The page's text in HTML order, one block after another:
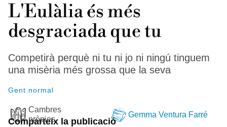
L'Eulàlia és més
desgraciada que tu
Competirà perquè ni tu ni jo ni ningú tinguem
una misèria més grossa que la seva
Gent normal
Cambres
pròpies
Gemma Ventura Farré
Comparteix la publicació